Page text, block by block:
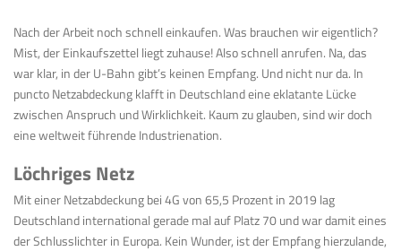
Nach der Arbeit noch schnell einkaufen. Was brauchen wir eigentlich?
Mist, der Einkaufszettel liegt zuhause! Also schnell anrufen. Na, das
war klar, in der U-Bahn gibt’s keinen Empfang. Und nicht nur da. In
puncto Netzabdeckung klafft in Deutschland eine eklatante Lücke
zwischen Anspruch und Wirklichkeit. Kaum zu glauben, sind wir doch
eine weltweit führende Industrienation.
Löchriges Netz
Mit einer Netzabdeckung bei 4G von 65,5 Prozent in 2019 lag
Deutschland international gerade mal auf Platz 70 und war damit eines
der Schlusslichter in Europa. Kein Wunder, ist der Empfang hierzulande,